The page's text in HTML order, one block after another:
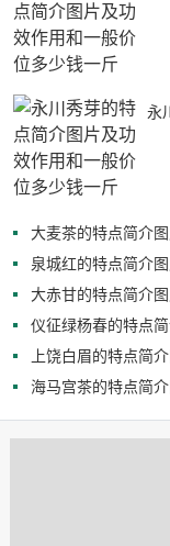
大麦茶的特点简介
泉城红的特点简介
大赤甘的特点简介
仪征绿杨春的特点
上饶白眉的特点简
海马宫茶的特点简